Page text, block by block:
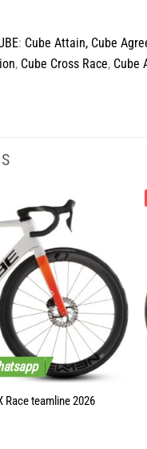
: Cube Attain, Cube
, Cube Cross Race, Cube
Race teamline 2026